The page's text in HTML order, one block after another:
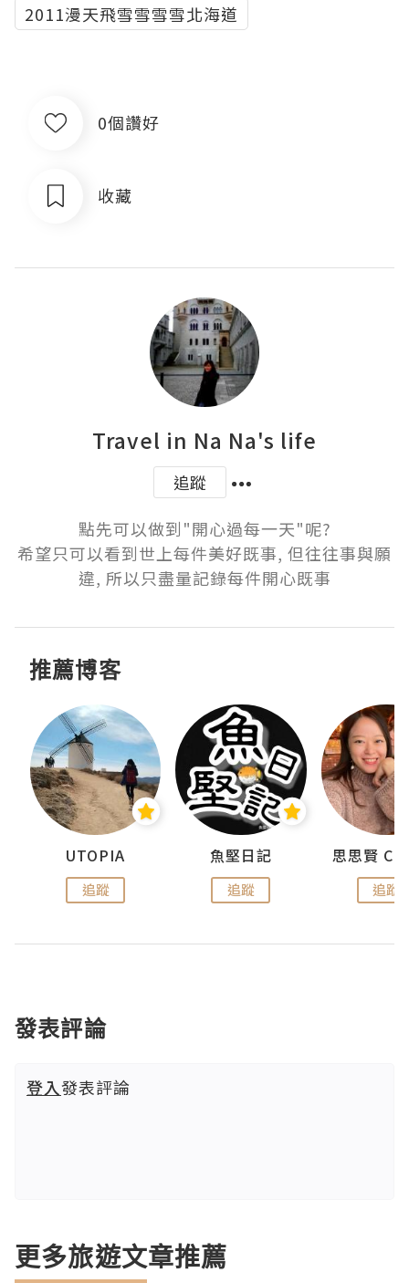
2011漫天飛雪雪雪雪北海道
0個讚好
收藏
Travel in Na Na's life
追蹤
點先可以做到"開心過每一天"呢?
希望只可以看到世上每件美好既事, 但往往事與願
違, 所以只盡量記錄每件開心既事
推薦博客
UTOPIA
追蹤
魚堅日記
追蹤 追蹤
發表評論
登入發表評論
更多旅遊文章推薦